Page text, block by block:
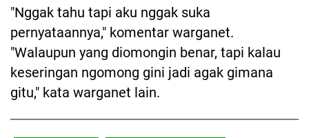
"Nggak tahu tapi aku nggak suka
pernyataannya," komentar warganet.
"Walaupun yang diomongin benar, tapi kalau
keseringan ngomong gini jadi agak gimana
gitu," kata warganet lain.